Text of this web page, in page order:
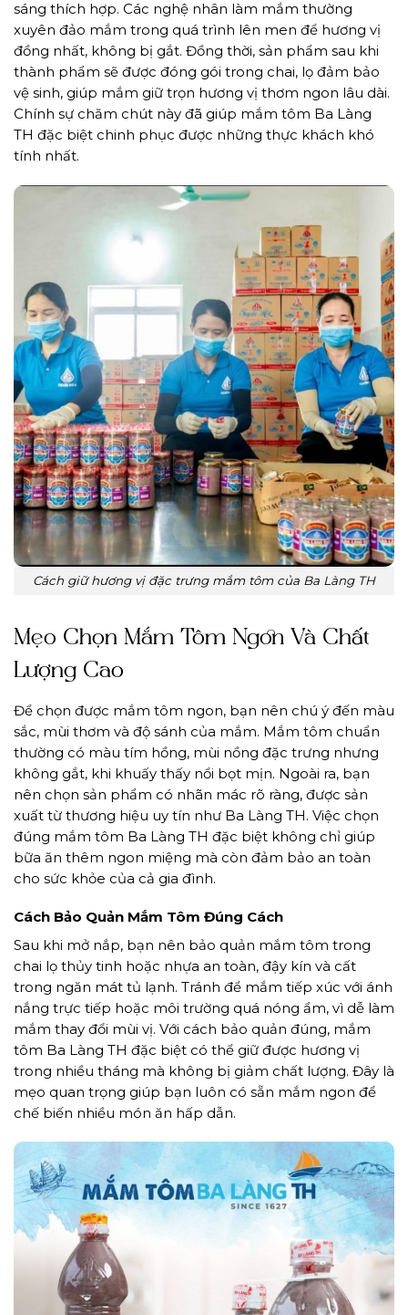
sáng thích hợp. Các nghệ nhân làm mắm thường
xuyên đảo mắm trong quá trình lên men để hương vị
đồng nhất, không bị gắt. Đồng thời, sản phẩm sau khi
thành phẩm sẽ được đóng gói trong chai, lọ đảm bảo
vệ sinh, giúp mắm giữ trọn hương vị thơm ngon lâu dài.
Chính sự chăm chút này đã giúp mắm tôm Ba Làng
TH đặc biệt chinh phục được những thực khách khó
tính nhất.
Cách giữ hương vị đặc trưng mắm tôm của Ba Làng TH
Mẹo Chọn Mắm Tôm Ngon Và Chất
Lượng Cao
Để chọn được mắm tôm ngon, bạn nên chú ý đến màu
sắc, mùi thơm và độ sánh của mắm. Mắm tôm chuẩn
thường có màu tím hồng, mùi nồng đặc trưng nhưng
không gắt, khi khuấy thấy nổi bọt mịn. Ngoài ra, bạn
nên chọn sản phẩm có nhãn mác rõ ràng, được sản
xuất từ thương hiệu uy tín như Ba Làng TH. Việc chọn
đúng mắm tôm Ba Làng TH đặc biệt không chỉ giúp
bữa ăn thêm ngon miệng mà còn đảm bảo an toàn
cho sức khỏe của cả gia đình.
Cách Bảo Quản Mắm Tôm Đúng Cách
Sau khi mở nắp, bạn nên bảo quản mắm tôm trong
chai lọ thủy tinh hoặc nhựa an toàn, đậy kín và cất
trong ngăn mát tủ lạnh. Tránh để mắm tiếp xúc với ánh
nắng trực tiếp hoặc môi trường quá nóng ẩm, vì dễ làm
mắm thay đổi mùi vị. Với cách bảo quản đúng, mắm
tôm Ba Làng TH đặc biệt có thể giữ được hương vị
trong nhiều tháng mà không bị giảm chất lượng. Đây là
mẹo quan trọng giúp bạn luôn có sẵn mắm ngon để
chế biến nhiều món ăn hấp dẫn.